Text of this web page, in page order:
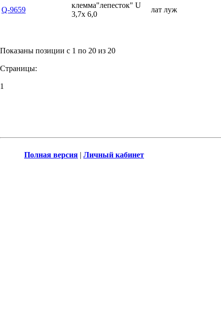
Q-9659
клемма"лепесток" U
3,7x 6,0
лат луж
Показаны позиции с 1 по 20 из 20
Страницы:
1
Полная версия | Личный кабинет